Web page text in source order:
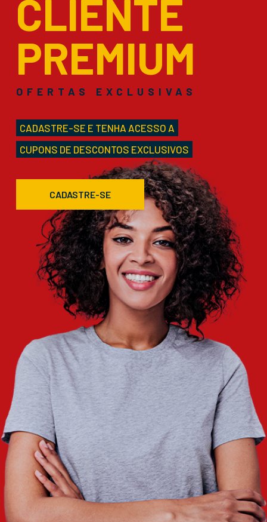
CLIENTE
PREMIUM
OFERTAS EXCLUSIVAS
CADASTRE-SE E TENHA ACESSO A
CUPONS DE DESCONTOS EXCLUSIVOS
CADASTRE-SE